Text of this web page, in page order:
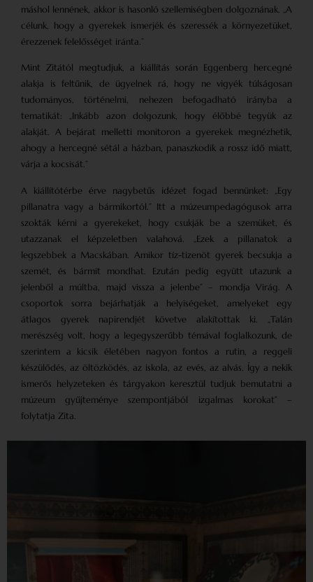
máshol lennének, akkor is hasonló szellemiségben dolgoznának. „A
célunk, hogy a gyerekek ismerjék és szeressék a környezetüket,
érezzenek felelősséget iránta.”
Mint Zitától megtudjuk, a kiállítás során Eggenberg hercegné
alakja is feltűnik, de ügyelnek rá, hogy ne vigyék túlságosan
tudományos, történelmi, nehezen befogadható irányba a
tematikát: „Inkább azon dolgozunk, hogy élőbbé tegyük az
alakját. A bejárat melletti monitoron a gyerekek megnézhetik,
ahogy a hercegné sétál a házban, panaszkodik a rossz idő miatt,
várja a kocsisát.”
A kiállítótérbe érve nagybetűs idézet fogad bennünket: „Egy
pillanatra vagy a bármikortól.” Itt a múzeumpedagógusok arra
szokták kérni a gyerekeket, hogy csukják be a szemüket, és
utazzanak el képzeletben valahová. „Ezek a pillanatok a
legszebbek a Macskában. Amikor tíz-tizenöt gyerek becsukja a
szemét, és bármit mondhat. Ezután pedig együtt utazunk a
jelenből a múltba, majd vissza a jelenbe” – mondja Virág. A
csoportok sorra bejárhatják a helyiségeket, amelyeket egy
átlagos gyerek napirendjét követve alakítottak ki. „Talán
merészség volt, hogy a legegyszerűbb témával foglalkozunk, de
szerintem a kicsik életében nagyon fontos a rutin, a reggeli
készülődés, az öltözködés, az iskola, az evés, az alvás. Így a nekik
ismerős helyzeteken és tárgyakon keresztül tudjuk bemutatni a
múzeum gyűjteménye szempontjából izgalmas korokat” –
folytatja Zita.